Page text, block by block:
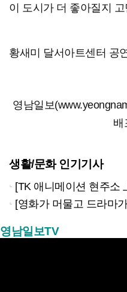
이 도시가 더 좋아질지
황새미 달서아트센터 공
영남일보
배
생활/문화 인기기사
[TK 애니메이션 현주소 上] 넓은만큼 무
[영화가 머물고 드라마가 흐르는 #포항_로그인
영남일보TV